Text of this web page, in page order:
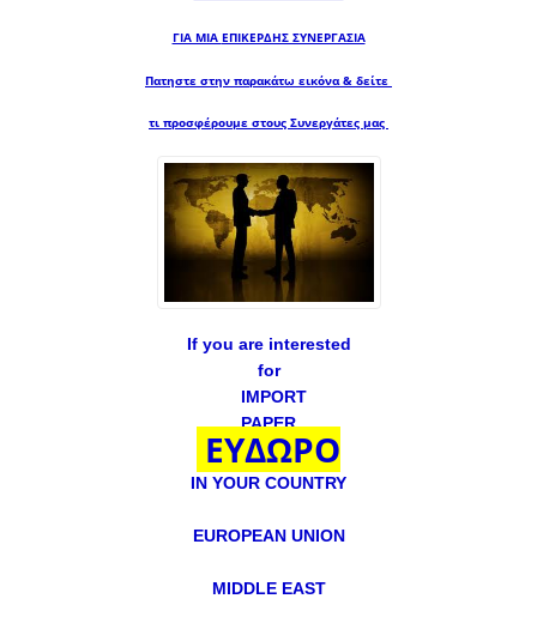
ΓΙΑ ΜΙΑ ΕΠΙΚΕΡΔΗΣ ΣΥΝΕΡΓΑΣΙΑ
Πατηστε στην παρακάτω εικόνα & δείτε
τι προσφέρουμε στους Συνεργάτες μας
If you are interested
for
IMPORT
PAPER
ΕΥΔΩΡΟ
IN YOUR COUNTRY
EUROPEAN UNION
MIDDLE EAST